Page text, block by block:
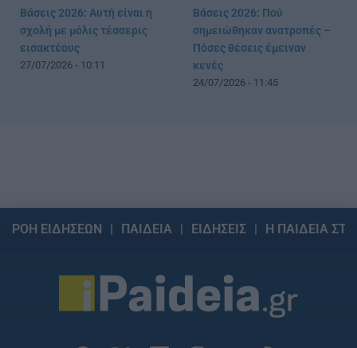
Βάσεις 2026: Αυτή είναι η
σχολή με μόλις τέσσερις
εισακτέους
27/07/2026 - 10:11
Βάσεις 2026: Πού
σημειώθηκαν ανατροπές –
Πόσες θέσεις έμειναν
κενές
24/07/2026 - 11:45
ΡΟΗ ΕΙΔΗΣΕΩΝ ΠΑΙΔΕΙΑ ΕΙΔΗΣΕΙΣ Η ΠΑΙΔΕΙΑ